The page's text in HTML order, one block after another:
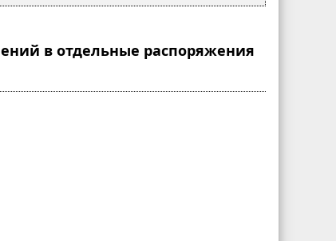
в отдельные распоряжения